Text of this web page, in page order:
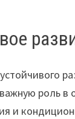
роль в
и